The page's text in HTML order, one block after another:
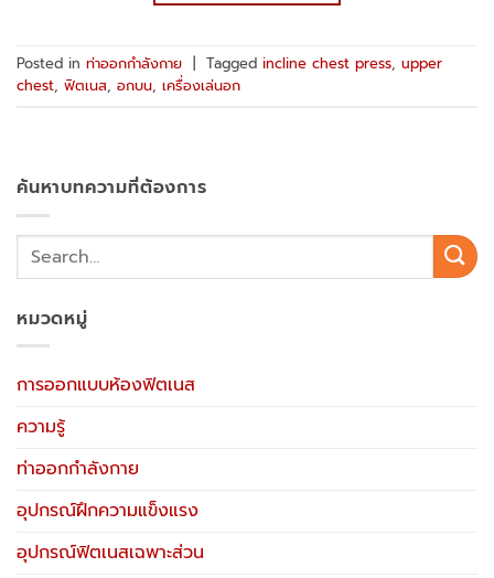
Posted in ท่าออกกำลังกาย Tagged incline chest press, upper
chest, ฟิตเนส, อกบน, เครื่องเล่นอก
ค้นหาบทความที่ต้องการ
หมวดหมู่
การออกแบบห้องฟิตเนส
ความรู้
ท่าออกกำลังกาย
อุปกรณ์ฝึกความแข็งแรง
อุปกรณ์ฟิตเนสเฉพาะส่วน